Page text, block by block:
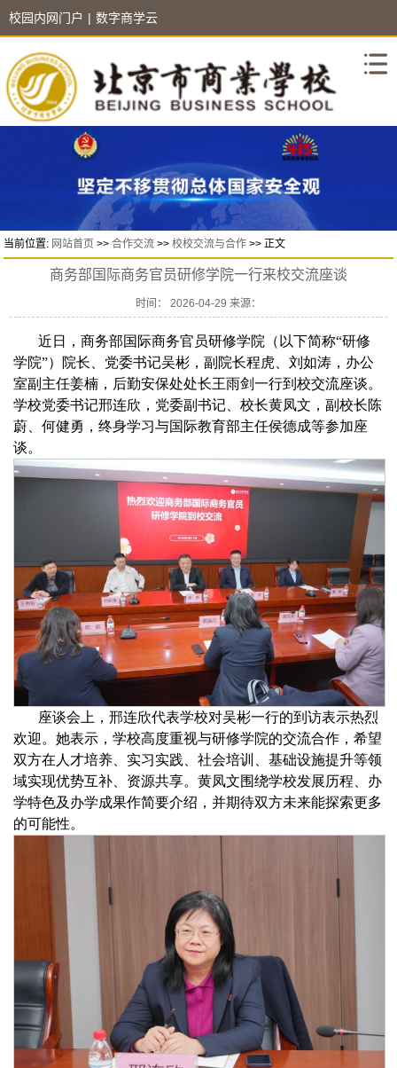
校园内网门户 | 数字商学云
当前位置: 网站首页>>合作交流>>校校交流与合作>> 正文
商务部国际商务官员研修学院一行来校交流座谈
时间： 2026-04-29 来源：
近日，商务部国际商务官员研修学院（以下简称“研修
学院”）院长、党委书记吴彬，副院长程虎、刘如涛，办公
室副主任姜楠，后勤安保处处长王雨剑一行到校交流座谈。
学校党委书记邢连欣，党委副书记、校长黄凤文，副校长陈
蔚、何健勇，终身学习与国际教育部主任侯德成等参加座
谈。
座谈会上，邢连欣代表学校对吴彬一行的到访表示热烈
欢迎。她表示，学校高度重视与研修学院的交流合作，希望
双方在人才培养、实习实践、社会培训、基础设施提升等领
域实现优势互补、资源共享。黄凤文围绕学校发展历程、办
学特色及办学成果作简要介绍，并期待双方未来能探索更多
的可能性。